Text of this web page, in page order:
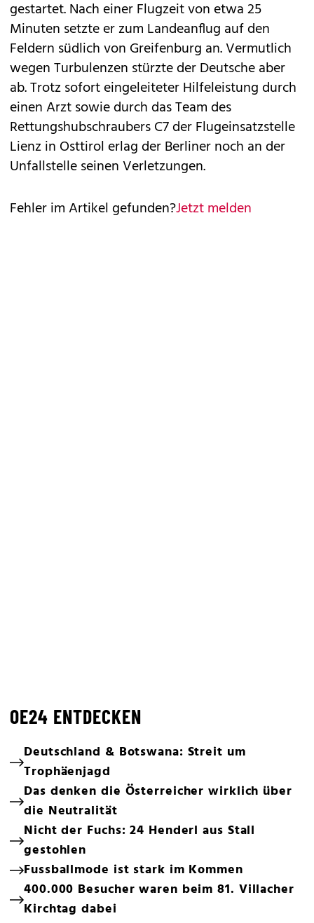
gestartet. Nach einer Flugzeit von etwa 25
Minuten setzte er zum Landeanflug auf den
Feldern südlich von Greifenburg an. Vermutlich
wegen Turbulenzen stürzte der Deutsche aber
ab. Trotz sofort eingeleiteter Hilfeleistung durch
einen Arzt sowie durch das Team des
Rettungshubschraubers C7 der Flugeinsatzstelle
Lienz in Osttirol erlag der Berliner noch an der
Unfallstelle seinen Verletzungen.
Fehler im Artikel gefunden?Jetzt melden
OE24 ENTDECKEN
Deutschland & Botswana: Streit um
Trophäenjagd
Das denken die Österreicher wirklich über
die Neutralität
Nicht der Fuchs: 24 Henderl aus Stall
gestohlen
Fussballmode ist stark im Kommen
400.000 Besucher waren beim 81. Villacher
Kirchtag dabei